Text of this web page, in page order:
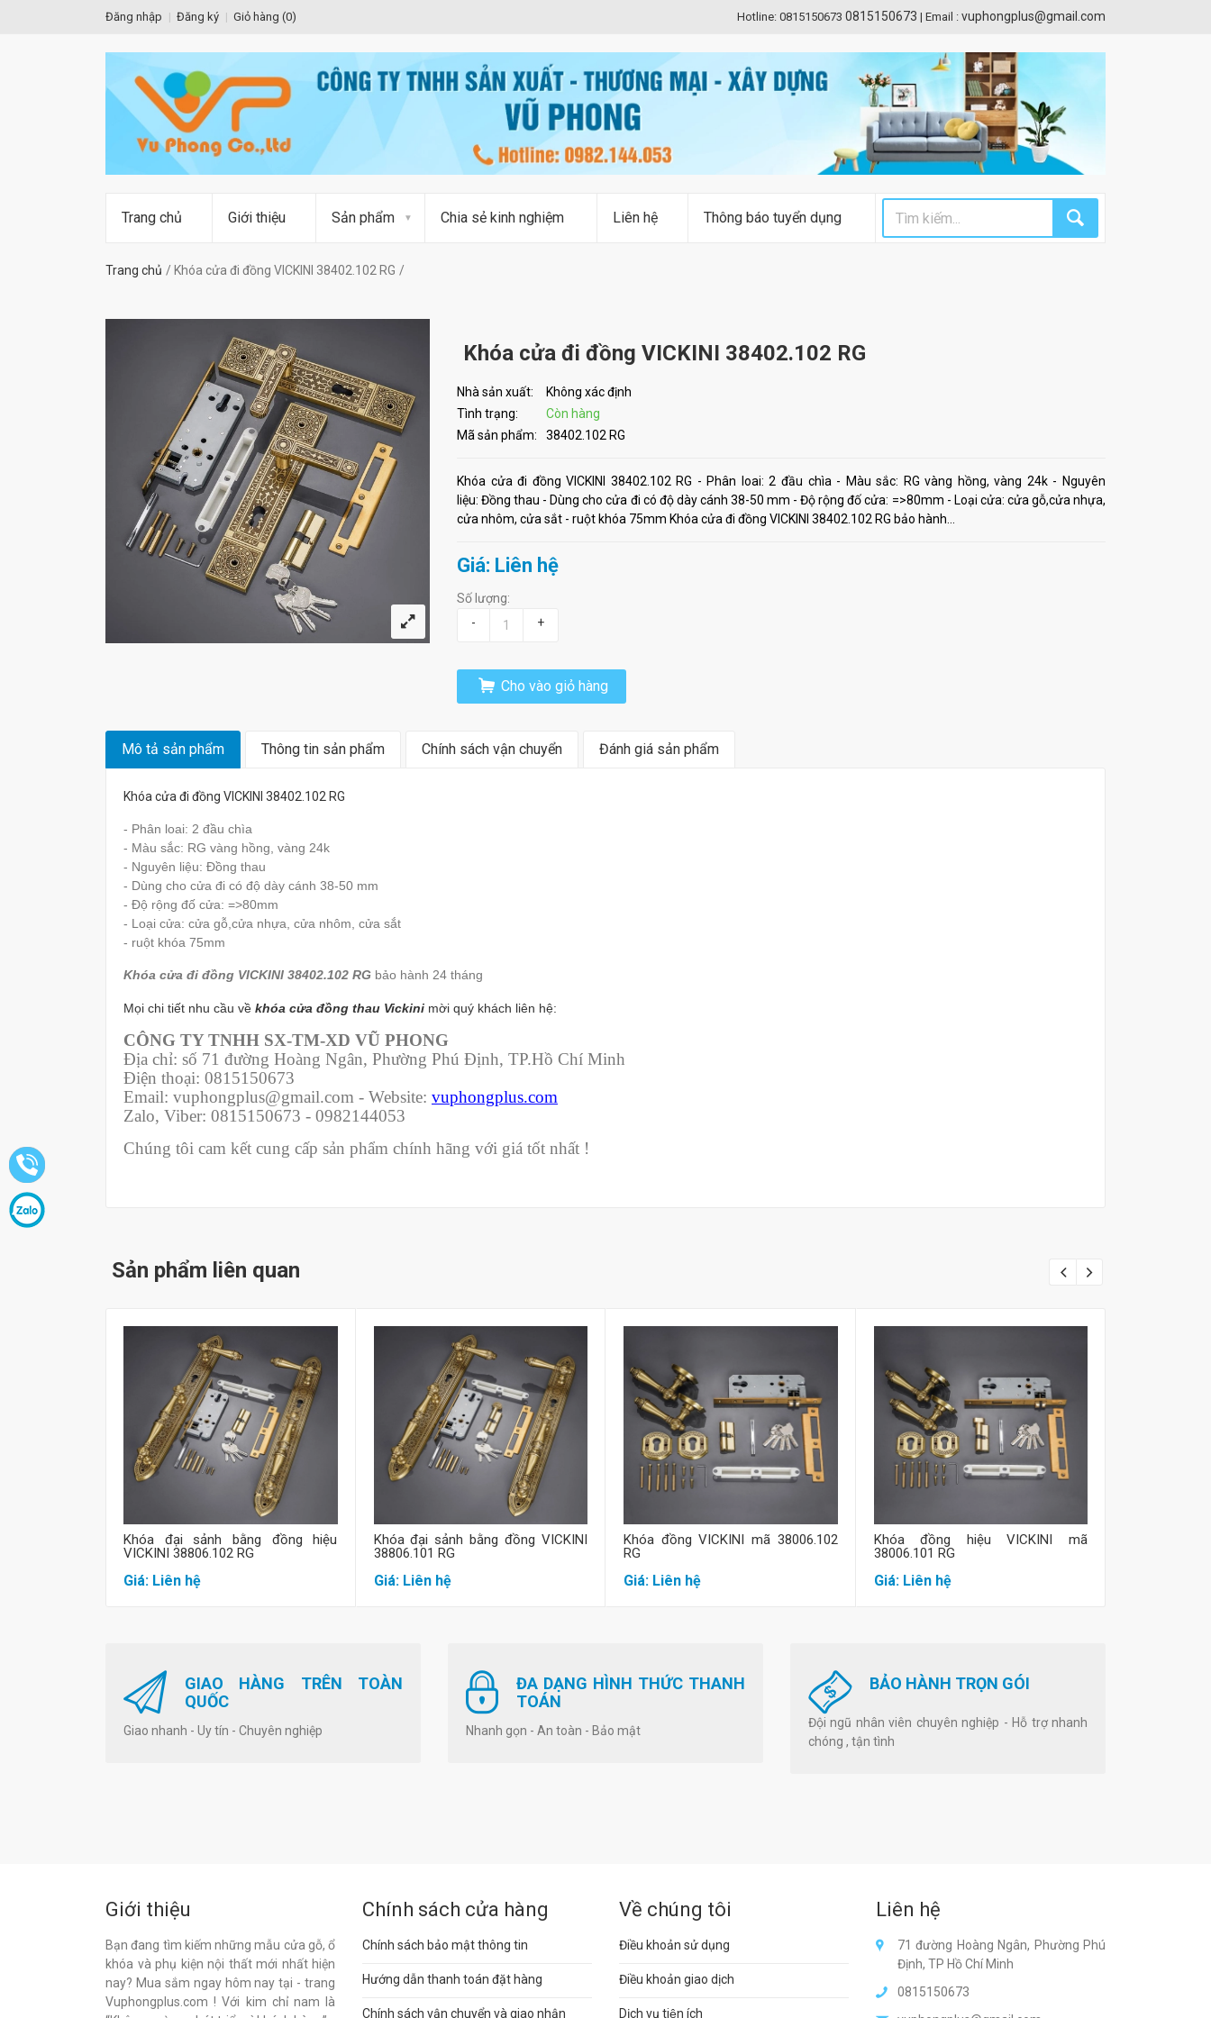
Đăng nhập Đăng ký Giỏ hàng (0) Hotline: 0815150673 0815150673 | Email : vuphongplus@gmail.com
Trang chủ Giới thiệu Sản phẩm Chia sẻ kinh nghiệm Liên hệ Thông báo tuyển dụng
Trang chủ Khóa cửa đi đồng VICKINI 38402.102 RG
Khóa cửa đi đồng VICKINI 38402.102 RG
Nhà sản xuất:
Không xác định
Tình trạng:
Còn hàng
Mã sản phẩm:
38402.102 RG
Khóa cửa đi đồng VICKINI 38402.102 RG - Phân loai: 2 đầu chìa - Màu sắc: RG vàng hồng, vàng 24k - Nguyên
liệu: Đồng thau - Dùng cho cửa đi có độ dày cánh 38-50 mm - Độ rộng đố cửa: =>80mm - Loại cửa: cửa gỗ,cửa nhựa,
cửa nhôm, cửa sắt - ruột khóa 75mm Khóa cửa đi đồng VICKINI 38402.102 RG bảo hành...
Giá: Liên hệ
Số lượng:
-
+
Cho vào giỏ hàng
Mô tả sản phẩm Thông tin sản phẩm Chính sách vận chuyển Đánh giá sản phẩm
Khóa cửa đi đồng VICKINI 38402.102 RG
- Phân loai: 2 đầu chìa
- Màu sắc: RG vàng hồng, vàng 24k
- Nguyên liệu: Đồng thau
- Dùng cho cửa đi có độ dày cánh 38-50 mm
- Độ rộng đố cửa: =>80mm
- Loại cửa: cửa gỗ,cửa nhựa, cửa nhôm, cửa sắt
- ruột khóa 75mm
Khóa cửa đi đồng VICKINI 38402.102 RG bảo hành 24 tháng
Mọi chi tiết nhu cầu về khóa cửa đồng thau Vickini mời quý khách liên hệ:
CÔNG TY TNHH SX-TM-XD VŨ PHONG
Địa chỉ: số 71 đường Hoàng Ngân, Phường Phú Định, TP.Hồ Chí Minh
Điện thoại: 0815150673
Email: vuphongplus@gmail.com - Website: vuphongplus.com
Zalo, Viber: 0815150673 - 0982144053
Chúng tôi cam kết cung cấp sản phẩm chính hãng với giá tốt nhất !
Sản phẩm liên quan
Mua hàng
Khóa đại sảnh bằng đồng hiệu
VICKINI 38806.102 RG
Giá: Liên hệ
Mua hàng
Khóa đại sảnh bằng đồng VICKINI
38806.101 RG
Giá: Liên hệ
Mua hàng
Khóa đồng VICKINI mã 38006.102
RG
Giá: Liên hệ
Mua hàng
Khóa đồng hiệu VICKINI mã
38006.101 RG
Giá: Liên hệ
GIAO HÀNG TRÊN TOÀN
QUỐC
Giao nhanh - Uy tín - Chuyên nghiệp
ĐA DẠNG HÌNH THỨC THANH
TOÁN
Nhanh gọn - An toàn - Bảo mật
BẢO HÀNH TRỌN GÓI
Đội ngũ nhân viên chuyên nghiệp - Hỗ trợ nhanh
chóng , tận tình
Giới thiệu
Bạn đang tìm kiếm những mẫu cửa gỗ, ổ
khóa và phụ kiện nội thất mới nhất hiện
nay? Mua sắm ngay hôm nay tại - trang
Vuphongplus.com ! Với kim chỉ nam là
Chính sách cửa hàng
Chính sách bảo mật thông tin
Hướng dẫn thanh toán đặt hàng
Chính sách vận chuyển và giao nhận
Về chúng tôi
Điều khoản sử dụng
Điều khoản giao dịch
Dịch vụ tiện ích
Liên hệ
71 đường Hoàng Ngân, Phường Phú
Định, TP Hồ Chí Minh
0815150673